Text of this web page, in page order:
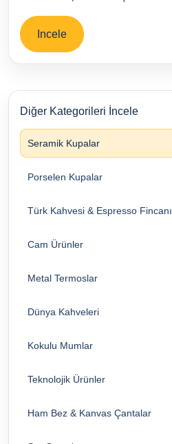
Incele
Diğer Kategorileri İncele
Seramik Kupalar
Porselen Kupalar
Türk Kahvesi & Espresso Fincanı
Cam Ürünler
Metal Termoslar
Dünya Kahveleri
Kokulu Mumlar
Teknolojik Ürünler
Ham Bez & Kanvas Çantalar